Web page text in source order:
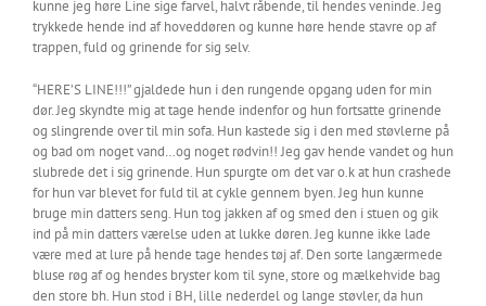
kunne jeg høre Line sige farvel, halvt råbende, til hendes veninde. Jeg
trykkede hende ind af hoveddøren og kunne høre hende stavre op af
trappen, fuld og grinende for sig selv.
“HERE’S LINE!!!” gjaldede hun i den rungende opgang uden for min
dør. Jeg skyndte mig at tage hende indenfor og hun fortsatte grinende
og slingrende over til min sofa. Hun kastede sig i den med støvlerne på
og bad om noget vand…og noget rødvin!! Jeg gav hende vandet og hun
slubrede det i sig grinende. Hun spurgte om det var o.k at hun crashede
for hun var blevet for fuld til at cykle gennem byen. Jeg hun kunne
bruge min datters seng. Hun tog jakken af og smed den i stuen og gik
ind på min datters værelse uden at lukke døren. Jeg kunne ikke lade
være med at lure på hende tage hendes tøj af. Den sorte langærmede
bluse røg af og hendes bryster kom til syne, store og mælkehvide bag
den store bh. Hun stod i BH, lille nederdel og lange støvler, da hun